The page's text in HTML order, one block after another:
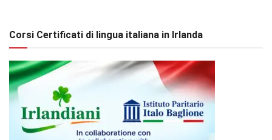
Corsi Certificati di lingua italiana in Irlanda